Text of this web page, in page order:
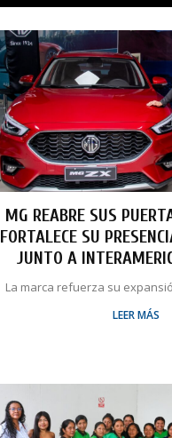
MG REABRE SUS
FORTALECE SU
JUNTO A
La marca refuerza su
LEER MÁS